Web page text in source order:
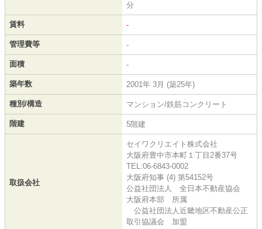
分
賃料 -
管理費等 -
面積 -
築年数 2001年 3月 (築25年)
種別/構造 マンション/鉄筋コンクリート
階建 5階建
取扱会社
セイワクリエイト株式会社
大阪府豊中市本町１丁目2番37号
TEL:06-6843-0002
大阪府知事 (4) 第54152号
公益社団法人 全日本不動産協会
大阪府本部 所属
公益社団法人近畿地区不動産公正
取引協議会 加盟